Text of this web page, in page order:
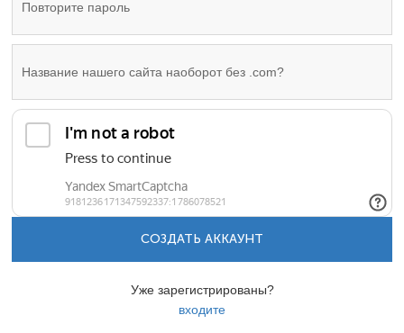
СОЗДАТЬ АККАУНТ
Уже зарегистрированы?
входите